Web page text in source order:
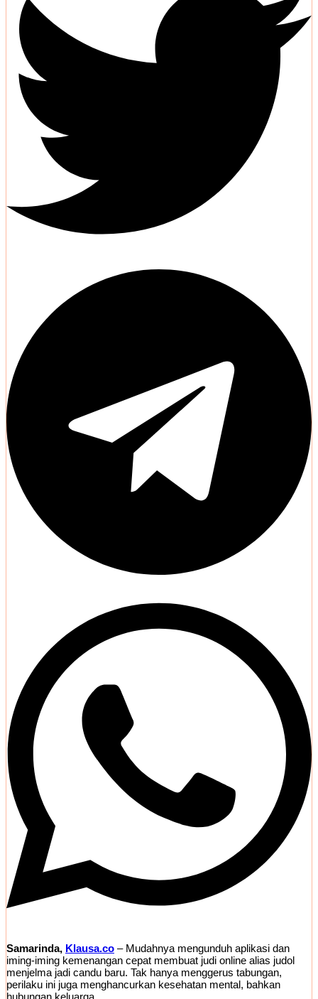
Samarinda, Klausa.co – Mudahnya mengunduh aplikasi dan
iming-iming kemenangan cepat membuat judi online alias judol
menjelma jadi candu baru. Tak hanya menggerus tabungan,
perilaku ini juga menghancurkan kesehatan mental, bahkan
hubungan keluarga.